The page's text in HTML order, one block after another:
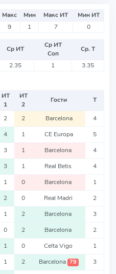
Макс Мин Макс ИТ
Мин ИТ
9 1 7 0
Ср ИТ
Ср ИТ
Соп
Ср. Т
2.35 1 3.35
ИТ
1
ИТ
2
Гости Т
2 2 Barcelona 4
4 1 CE Europa 5
3 1 Barcelona 4
3 1 Real Betis 4
1 0 Barcelona 1
2 0 Real Madri 2
1 2 Barcelona 3
0 2 Barcelona 2
1 0 Celta Vigo 1
1 2 Barcelona 79 3